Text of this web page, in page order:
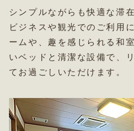
シンプルながらも快適な滞
ビジネスや観光でのご利用
ームや、趣を感じられる和
いベッドと清潔な設備で、
てお過ごしいただけます。